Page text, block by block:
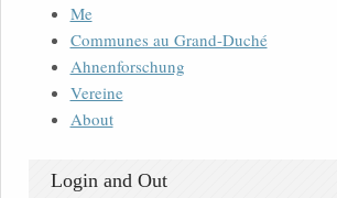
Me
Communes au Grand-Duché
Ahnenforschung
Vereine
About
Login and Out